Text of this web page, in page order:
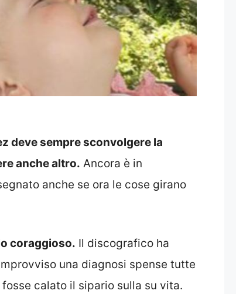
deve sempre sconvolgere la
anche altro. Ancora è in
anche se ora le cose girano
coraggioso. Il discografico ha
una diagnosi spense tutte
calato il sipario sulla su vita.